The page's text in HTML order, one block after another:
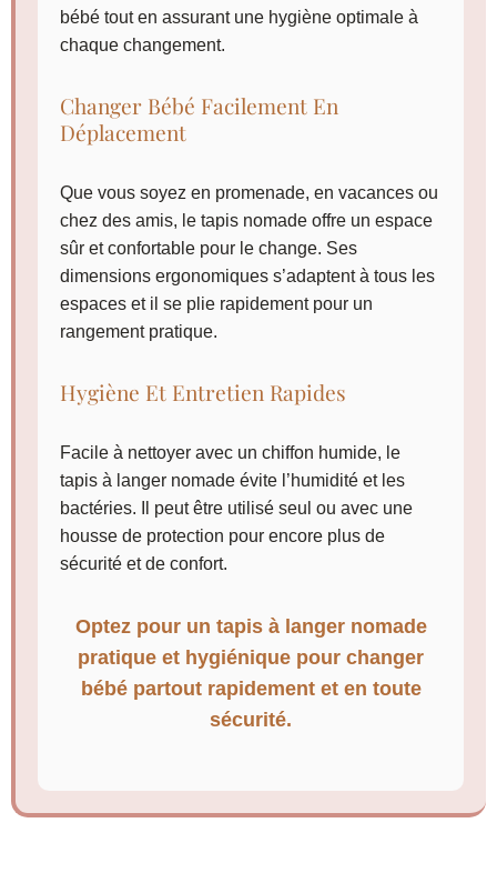
bébé tout en assurant une hygiène optimale à
chaque changement.
Changer Bébé Facilement En
Déplacement
Que vous soyez en promenade, en vacances ou
chez des amis, le tapis nomade offre un espace
sûr et confortable pour le change. Ses
dimensions ergonomiques s’adaptent à tous les
espaces et il se plie rapidement pour un
rangement pratique.
Hygiène Et Entretien Rapides
Facile à nettoyer avec un chiffon humide, le
tapis à langer nomade évite l’humidité et les
bactéries. Il peut être utilisé seul ou avec une
housse de protection pour encore plus de
sécurité et de confort.
Optez pour un tapis à langer nomade
pratique et hygiénique pour changer
bébé partout rapidement et en toute
sécurité.